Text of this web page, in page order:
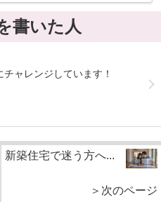
書いた人
ャレンジしています！
新築住宅で迷う方へ...
＞次のページ